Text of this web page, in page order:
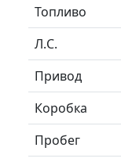
Топливо
Л.C.
Привод
Коробка
Пробег